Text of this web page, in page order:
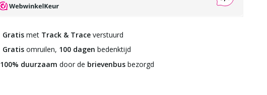
Gratismet Track & Traceverstuurd
Gratisomruilen, 100 dagen bedenktijd
100% duurzaam door de brievenbusbezorgd